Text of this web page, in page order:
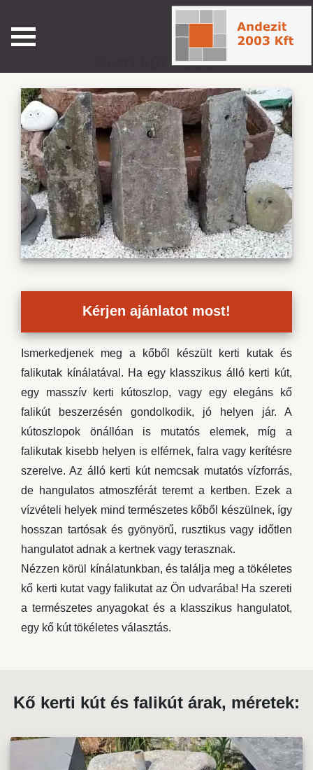
Kerti kút kőből
Kérjen ajánlatot most!
Ismerkedjenek meg a kőből készült kerti kutak és
falikutak kínálatával. Ha egy klasszikus álló kerti kút,
egy masszív kerti kútoszlop, vagy egy elegáns kő
falikút beszerzésén gondolkodik, jó helyen jár. A
kútoszlopok önállóan is mutatós elemek, míg a
falikutak kisebb helyen is elférnek, falra vagy kerítésre
szerelve. Az álló kerti kút nemcsak mutatós vízforrás,
de hangulatos atmoszférát teremt a kertben. Ezek a
vízvételi helyek mind természetes kőből készülnek, így
hosszan tartósak és gyönyörű, rusztikus vagy időtlen
hangulatot adnak a kertnek vagy terasznak.
Nézzen körül kínálatunkban, és találja meg a tökéletes
kő kerti kutat vagy falikutat az Ön udvarába! Ha szereti
a természetes anyagokat és a klasszikus hangulatot,
egy kő kút tökéletes választás.
Kő kerti kút és falikút árak, méretek: